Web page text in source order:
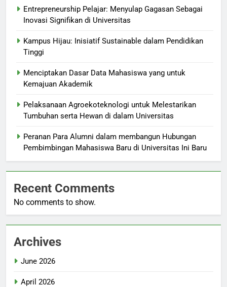
Entrepreneurship Pelajar: Menyulap Gagasan Sebagai
Inovasi Signifikan di Universitas
Kampus Hijau: Inisiatif Sustainable dalam Pendidikan
Tinggi
Menciptakan Dasar Data Mahasiswa yang untuk
Kemajuan Akademik
Pelaksanaan Agroekoteknologi untuk Melestarikan
Tumbuhan serta Hewan di dalam Universitas
Peranan Para Alumni dalam membangun Hubungan
Pembimbingan Mahasiswa Baru di Universitas Ini Baru
Recent Comments
No comments to show.
Archives
June 2026
April 2026